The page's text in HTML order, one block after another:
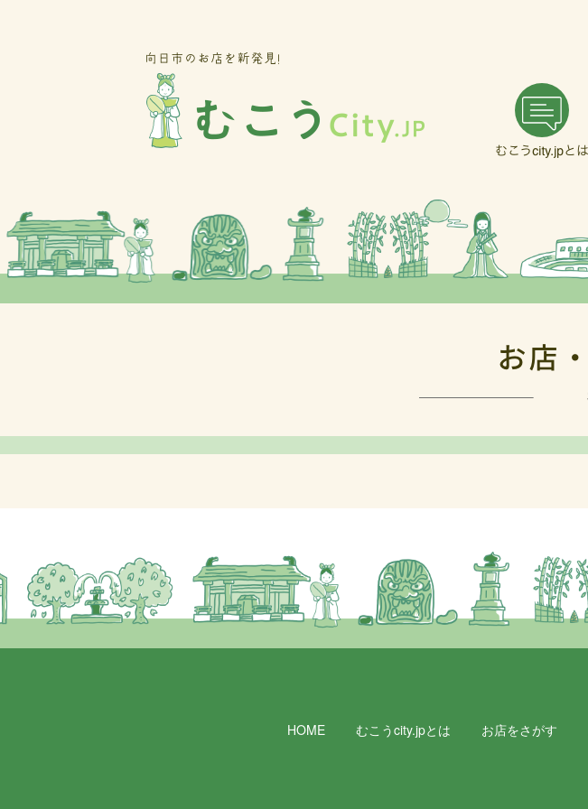
HOME むこうcity.jpとは お店をさがす